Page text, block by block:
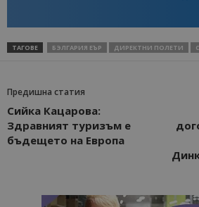
ТАГОВЕ БЭЛГАРИЯ ЕЪР ДИРЕКТНИ ПОЛЕТИ
Предишна статия
Сийка Кацарова:
Здравният туризъм е
бъдещето на Европа